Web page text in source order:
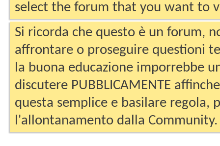
select the forum that you want to
Si ricorda che questo è un forum,
affrontare o proseguire questioni
la buona educazione imporrebbe
discutere PUBBLICAMENTE
questa semplice e basilare regola,
l'allontanamento dalla Community.